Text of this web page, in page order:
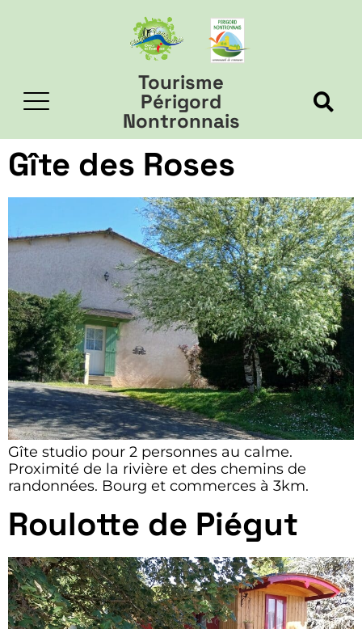
Tourisme
Périgord
Nontronnais
Gîte des Roses
Gîte studio pour 2 personnes au calme.
Proximité de la rivière et des chemins de
randonnées. Bourg et commerces à 3km.
Roulotte de Piégut